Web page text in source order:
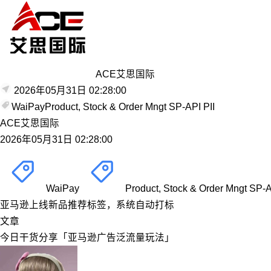
ACE艾思国际
2026年05月31日 02:28:00
WaiPayProduct, Stock & Order Mngt SP-API PII
ACE艾思国际
2026年05月31日 02:28:00
WaiPay
Product, Stock & Order Mngt SP-
亚马逊上线新品推荐标签，系统自动打标
文章
今日干货分享「亚马逊广告泛流量玩法」